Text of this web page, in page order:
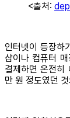
<출처:
인터넷이 등장하
샵이나 컴퓨터
결제하면 온전
만 원 정도였던